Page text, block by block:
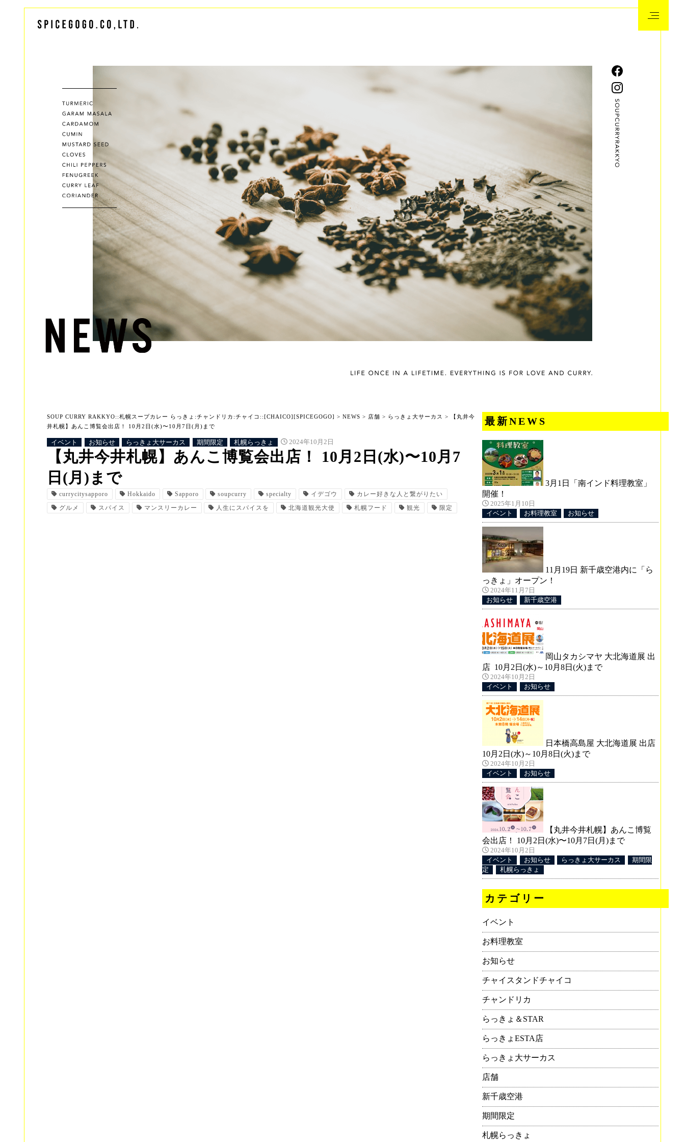
SOUP CURRY RAKKYO::札幌スープカレー らっきょ:チャンドリカ:チャイコ::[CHAICO][SPICEGOGO] > NEWS > 店舗 > らっきょ大サーカス >
【丸井今
井札幌】あんこ博覧会出店！ 10月2日(水)〜10月7日(月)まで
イベント お知らせ らっきょ大サーカス 期間限定 札幌らっきょ 2024年10月2日
【丸井今井札幌】あんこ博覧会出店！ 10月2日(水)〜10月7
日(月)まで
currycitysapporo Hokkaido Sapporo soupcurry specialty イデゴウ
カレー好きな人と繋がりたい
グルメ
スパイス マンスリーカレー 人生にスパイスを 北海道観光大使 札幌フード 観光 限定
最新NEWS
3月1日「南インド料理教室」
開催！
2025年1月10日
イベント
お料理教室 お知らせ
11月19日 新千歳空港内に「ら
っきょ」オープン！
2024年11月7日
お知らせ
新千歳空港
岡山タカシマヤ 大北海道展 出
店 10月2日(水)～10月8日(火)まで
2024年10月2日
イベント
お知らせ
日本橋高島屋 大北海道展 出店
10月2日(水)～10月8日(火)まで
2024年10月2日
イベント
お知らせ
【丸井今井札幌】あんこ博覧
会出店！ 10月2日(水)〜10月7日(月)まで
2024年10月2日
イベント
お知らせ らっきょ大サーカス
期間限
定
札幌らっきょ
カテゴリー
イベント
お料理教室
お知らせ
チャイスタンドチャイコ
チャンドリカ
らっきょ＆STAR
らっきょESTA店
らっきょ大サーカス
店舗
新千歳空港
期間限定
札幌らっきょ